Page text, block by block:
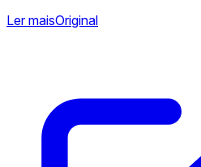
Ler maisOriginal